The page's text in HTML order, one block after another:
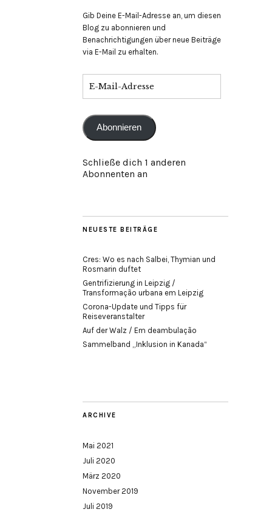
Gib Deine E-Mail-Adresse an, um diesen
Blog zu abonnieren und
Benachrichtigungen über neue Beiträge
via E-Mail zu erhalten.
Mail-
Abonnieren
Schließe dich 1 anderen
Abonnenten an
NEUESTE BEITRÄGE
Cres: Wo es nach Salbei, Thymian und
Rosmarin duftet
Gentrifizierung in Leipzig /
Transformação urbana em Leipzig
Corona-Update und Tipps für
Reiseveranstalter
Auf der Walz / Em deambulação
Sammelband „Inklusion in Kanada“
ARCHIVE
Mai 2021
Juli 2020
März 2020
November 2019
Juli 2019